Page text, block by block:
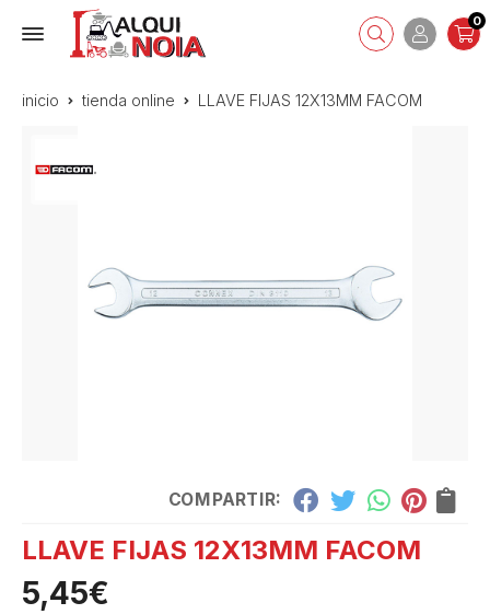
0
inicio tienda online LLAVE FIJAS 12X13MM FACOM
COMPARTIR:
LLAVE FIJAS 12X13MM FACOM
5,45€